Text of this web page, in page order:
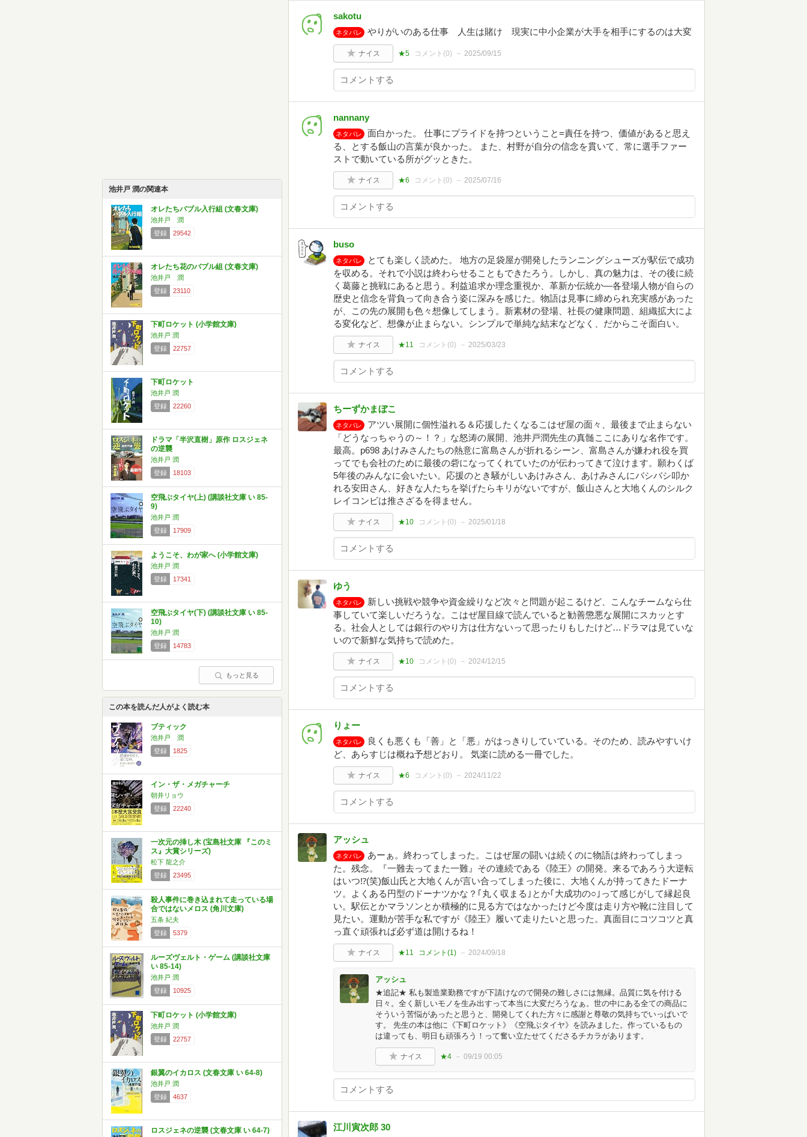
池井戸 潤の関連本
オレたちバブル入行組 (文春文庫)
池井戸 潤
登録
29542
オレたち花のバブル組 (文春文庫)
池井戸 潤
登録
23110
下町ロケット (小学館文庫)
池井戸 潤
登録
22757
下町ロケット
池井戸 潤
登録
22260
ドラマ「半沢直樹」原作 ロスジェネ
の逆襲
池井戸 潤
登録
18103
空飛ぶタイヤ(上) (講談社文庫 い 85-
9)
池井戸 潤
登録
17909
ようこそ、わが家へ (小学館文庫)
池井戸 潤
登録
17341
空飛ぶタイヤ(下) (講談社文庫 い 85-
10)
池井戸 潤
登録
14783
もっと見る
この本を読んだ人がよく読む本
ブティック
池井戸 潤
登録
1825
イン・ザ・メガチャーチ
朝井リョウ
登録
22240
一次元の挿し木 (宝島社文庫 『このミ
ス』大賞シリーズ)
松下 龍之介
登録
23495
殺人事件に巻き込まれて走っている場
合ではないメロス (角川文庫)
五条 紀夫
登録
5379
ルーズヴェルト・ゲーム (講談社文庫
い 85-14)
池井戸 潤
登録
10925
下町ロケット (小学館文庫)
池井戸 潤
登録
22757
銀翼のイカロス (文春文庫 い 64-8)
池井戸 潤
登録
4637
ロスジェネの逆襲 (文春文庫 い 64-7)
sakotu
ネタバレ やりがいのある仕事 人生は賭け 現実に中小企業が大手を相手にするのは大変
ナイス ★5 コメント(0) 2025/09/15
nannany
ネタバレ
面白かった。 仕事にプライドを持つということ=責任を持つ、価値があると思え
る、とする飯山の言葉が良かった。 また、村野が自分の信念を貫いて、常に選手ファー
ストで動いている所がグッときた。
ナイス ★6 コメント(0) 2025/07/16
buso
ネタバレ
とても楽しく読めた。 地方の足袋屋が開発したランニングシューズが駅伝で成功
を収める。それで小説は終わらせることもできたろう。しかし、真の魅力は、その後に続
く葛藤と挑戦にあると思う。利益追求か理念重視か、革新か伝統か—各登場人物が自らの
歴史と信念を背負って向き合う姿に深みを感じた。物語は見事に締められ充実感があった
が、この先の展開も色々想像してしまう。新素材の登場、社長の健康問題、組織拡大によ
る変化など、想像が止まらない。シンプルで単純な結末などなく、だからこそ面白い。
ナイス ★11 コメント(0) 2025/03/23
ちーずかまぼこ
ネタバレ
アツい展開に個性溢れる＆応援したくなるこはぜ屋の面々、最後まで止まらない
「どうなっちゃうの～！？」な怒涛の展開、池井戸潤先生の真髄ここにありな名作です。
最高。p698 あけみさんたちの熱意に富島さんが折れるシーン、富島さんが嫌われ役を買
ってでも会社のために最後の砦になってくれていたのが伝わってきて泣けます。願わくば
5年後のみんなに会いたい。応援のとき騒がしいあけみさん、あけみさんにバシバシ叩か
れる安田さん、好きな人たちを挙げたらキリがないですが、飯山さんと大地くんのシルク
レイコンビは推さざるを得ません。
ナイス ★10 コメント(0) 2025/01/18
ゆう
ネタバレ
新しい挑戦や競争や資金繰りなど次々と問題が起こるけど、こんなチームなら仕
事していて楽しいだろうな。こはぜ屋目線で読んでいると勧善懲悪な展開にスカッとす
る。社会人としては銀行のやり方は仕方ないって思ったりもしたけど…ドラマは見ていな
いので新鮮な気持ちで読めた。
ナイス ★10 コメント(0) 2024/12/15
りょー
ネタバレ
良くも悪くも「善」と「悪」がはっきりしていている。そのため、読みやすいけ
ど、あらすじは概ね予想どおり。 気楽に読める一冊でした。
ナイス ★6 コメント(0) 2024/11/22
アッシュ
ネタバレ
あーぁ。終わってしまった。こはぜ屋の闘いは続くのに物語は終わってしまっ
た。残念。『一難去ってまた一難』その連続である《陸王》の開発。来るであろう大逆転
はいつ⁉️(笑)飯山氏と大地くんが言い合ってしまった後に、大地くんが持ってきたドーナ
ツ。よくある円型のドーナツかな？｢丸く収まる｣とか｢大成功の○｣って感じがして縁起良
い。駅伝とかマラソンとか積極的に見る方ではなかったけど今度は走り方や靴に注目して
見たい。運動が苦手な私ですが《陸王》履いて走りたいと思った。真面目にコツコツと真
っ直ぐ頑張れば必ず道は開けるね！
ナイス ★11 コメント(1) 2024/09/18
アッシュ
★追記★ 私も製造業勤務ですが下請けなので開発の難しさには無縁。品質に気を付ける
日々。全く新しいモノを生み出すって本当に大変だろうなぁ。世の中にある全ての商品に
そういう苦悩があったと思うと、開発してくれた方々に感謝と尊敬の気持ちでいっぱいで
す。 先生の本は他に《下町ロケット》《空飛ぶタイヤ》を読みました。作っているもの
は違っても、明日も頑張ろう！って奮い立たせてくださるチカラがあります。
ナイス ★4 09/19 00:05
江川寅次郎 30